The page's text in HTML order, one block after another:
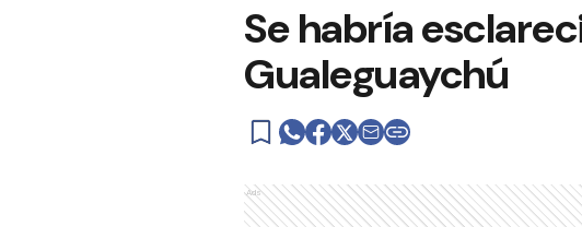
Se habría
Gualeguaychú
Ads